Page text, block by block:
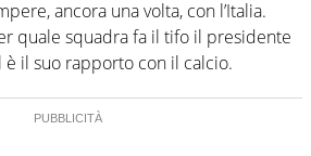
ancora una volta, con l’Italia.
quale squadra fa il tifo il presidente
il suo rapporto con il calcio.